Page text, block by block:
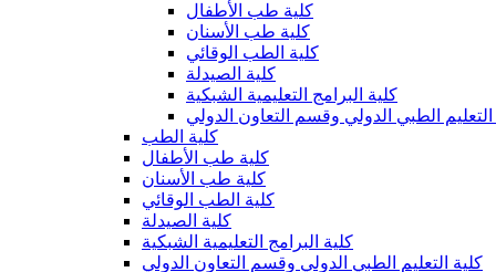
كلية طب الأطفال
كلية طب الأسنان
كلية الطب الوقائي
كلية الصيدلة
كلية البرامج التعليمية الشبكية
التعليم الطبي الدولي وقسم التعاون الدولي
كلية الطب
كلية طب الأطفال
كلية طب الأسنان
كلية الطب الوقائي
كلية الصيدلة
كلية البرامج التعليمية الشبكية
كلية التعليم الطبي الدولي وقسم التعاون الدولي